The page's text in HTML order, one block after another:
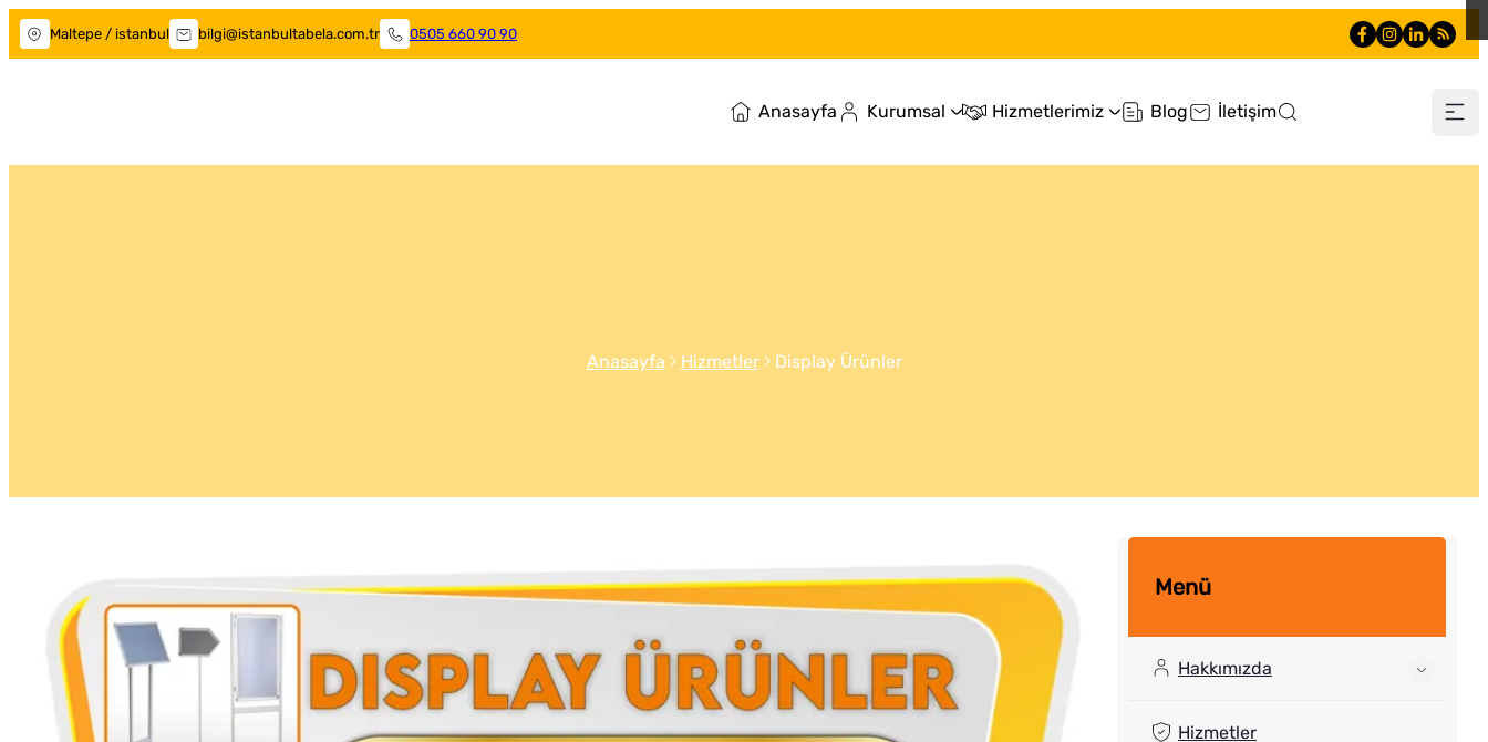
Maltepe / istanbul bilgi@istanbultabela.com.tr 0505 660 90 90
Anasayfa Kurumsal Hizmetlerimiz Blog İletişim
Anasayfa Hizmetler Display Ürünler
Menü
Hakkımızda
Hizmetler